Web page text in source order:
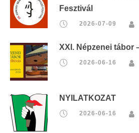
Fesztivál
2026-07-09
XXI. Népzenei tábor
2026-06-16
NYILATKOZAT
2026-06-16